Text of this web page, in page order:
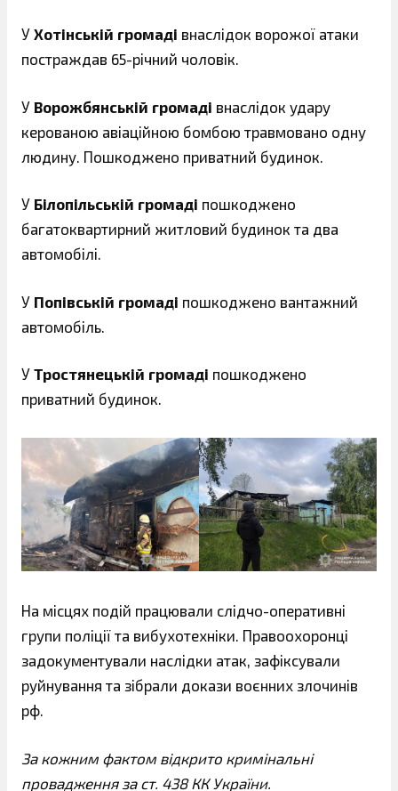
У Хотінській громаді внаслідок ворожої атаки
постраждав 65-річний чоловік.
У Ворожбянській громаді внаслідок удару
керованою авіаційною бомбою травмовано одну
людину. Пошкоджено приватний будинок.
У Білопільській громаді пошкоджено
багатоквартирний житловий будинок та два
автомобілі.
У Попівській громаді пошкоджено вантажний
автомобіль.
У Тростянецькій громаді пошкоджено
приватний будинок.
На місцях подій працювали слідчо-оперативні
групи поліції та вибухотехніки. Правоохоронці
задокументували наслідки атак, зафіксували
руйнування та зібрали докази воєнних злочинів
рф.
За кожним фактом відкрито кримінальні
провадження за ст. 438 КК України.